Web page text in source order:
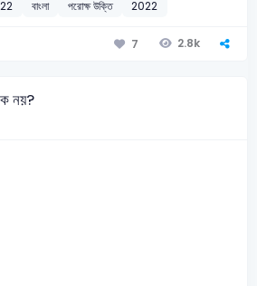
বাংলা পরোক্ষ উক্তি 2022
7 2.8k
নয়?